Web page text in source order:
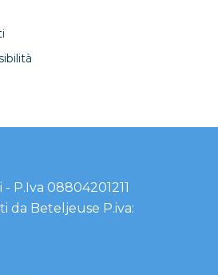
P.Iva 08804201211
da Beteljeuse P.iva: